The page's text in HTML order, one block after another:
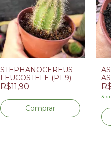
STEPHANOCEREUS
LEUCOSTELE (PT 9)
R$11,90
3 x